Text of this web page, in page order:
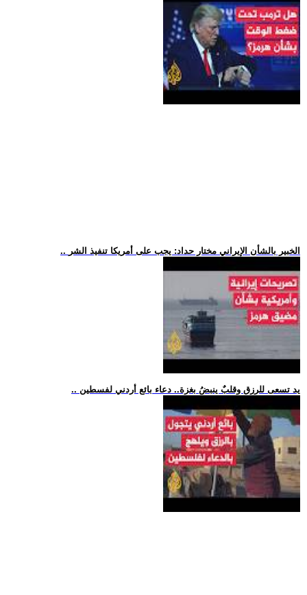
.. الخبير بالشأن الإيراني مختار حداد: يجب على أمريكا تنفيذ الشر
.. يد تسعى للرزق وقلبٌ ينبضُ بغزة.. دعاء بائع أردني لفسطين